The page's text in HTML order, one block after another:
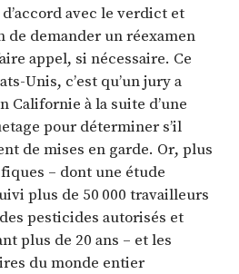
avec le verdict et
de demander un réexamen
appel, si nécessaire. Ce
Unis, c’est qu’un jury a
Californie à la suite d’une
pour déterminer s’il
de mises en garde. Or, plus
– dont une étude
plus de 50 000 travailleurs
pesticides autorisés et
plus de 20 ans – et les
du monde entier